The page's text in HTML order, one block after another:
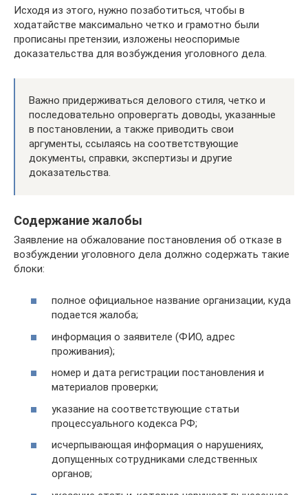
Исходя из этого, нужно позаботиться, чтобы в
ходатайстве максимально четко и грамотно были
прописаны претензии, изложены неоспоримые
доказательства для возбуждения уголовного дела.
Важно придерживаться делового стиля, четко и
последовательно опровергать доводы, указанные
в постановлении, а также приводить свои
аргументы, ссылаясь на соответствующие
документы, справки, экспертизы и другие
доказательства.
Содержание жалобы
Заявление на обжалование постановления об отказе в
возбуждении уголовного дела должно содержать такие
блоки:
полное официальное название организации, куда
подается жалоба;
информация о заявителе (ФИО, адрес
проживания);
номер и дата регистрации постановления и
материалов проверки;
указание на соответствующие статьи
процессуального кодекса РФ;
исчерпывающая информация о нарушениях,
допущенных сотрудниками следственных
органов;